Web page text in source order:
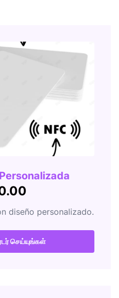
diseño personalizado.
செய்யுங்கள்